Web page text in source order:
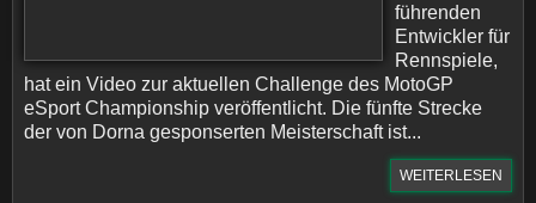
führenden
Entwickler für
Rennspiele,
hat ein Video zur aktuellen Challenge des MotoGP
eSport Championship veröffentlicht. Die fünfte Strecke
der von Dorna gesponserten Meisterschaft ist...
WEITERLESEN